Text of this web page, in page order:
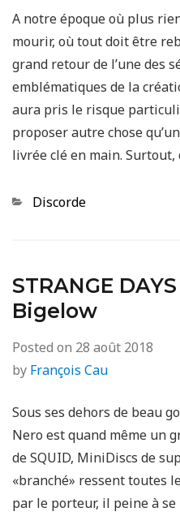
A notre époque où plus
mourir, où tout doit être
grand retour de l’une des
emblématiques de la
aura pris le risque
proposer autre chose
livrée clé en main. Surtout,
Categories
Discorde
STRANGE
Bigelow
Posted on 28 août 2018
by François Cau
Sous ses dehors de beau
Nero est quand même un
de SQUID, MiniDiscs de
«branché» ressent toutes
par le porteur, il peine à